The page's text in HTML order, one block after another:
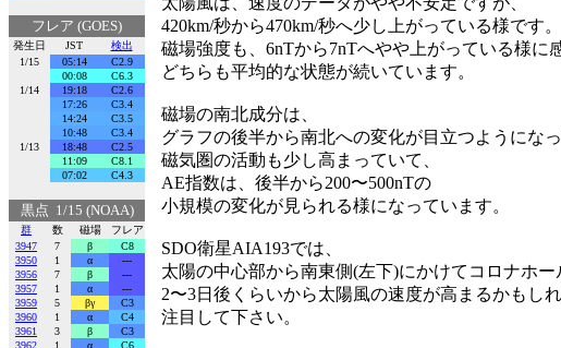
フレア (GOES)
発生日 JST
検出
1/15
05:14
C2.9
00:08
C6.3
1/14
19:18
C2.6
17:26
C3.4
14:24
C3.5
10:48
C3.4
1/13
18:48
C2.5
11:09
C8.1
07:02
C4.3
黒点 1/15 (NOAA)
群 数 磁場
フレア
3947
7 β
C8
3950
1 α
---
3956
7 β
---
3957
1 α
---
3959
5 βγ
C3
3960
1 α
C4
3961
3 β
C3
3962
1 α C6
420km/秒から470km/秒へ少し上がっている様です。
磁場強度も、6nTから7nTへやや上がっている様に
どちらも平均的な状態が続いています。
磁場の南北成分は、
グラフの後半から南北への変化が目立つようになっ
磁気圏の活動も少し高まっていて、
AE指数は、後半から200〜500nTの
小規模の変化が見られる様になっています。
SDO衛星AIA193では、
太陽の中心部から南東側(左下)にかけてコロナホー
2〜3日後くらいから太陽風の速度が高まるかもしれ
注目して下さい。